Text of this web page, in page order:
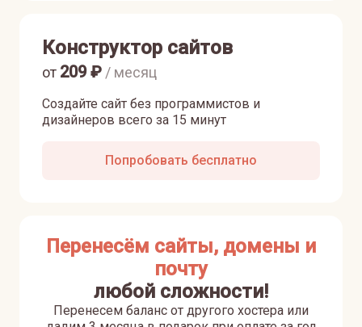
Конструктор сайтов
Создайте сайт без программистов и
дизайнеров всего за 15 минут
от 209₽ / месяц
Попробовать бесплатно
Перенесём сайты, домены и
почту
любой сложности!
Перенесем баланс от другого хостера или